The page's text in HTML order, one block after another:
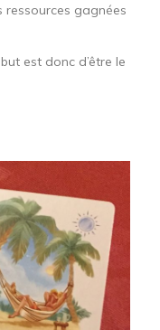
gagnées
est donc d’être le